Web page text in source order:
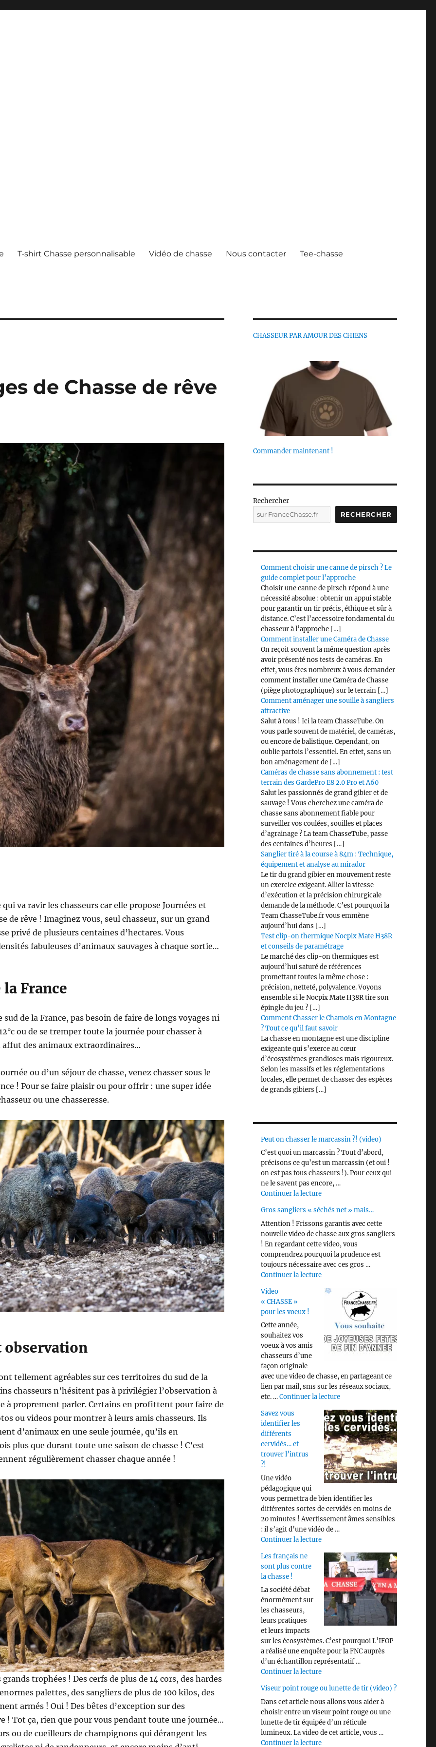
T-shirt Chasse personnalisable Vidéo de chasse Nous contacter Tee-chasse
de Chasse de rêve
va ravir les chasseurs car elle propose Journées et
de rêve ! Imaginez vous, seul chasseur, sur un grand
privé de plusieurs centaines d’hectares. Vous
fabuleuses d’animaux sauvages à chaque sortie…
la France
sud de la France, pas besoin de faire de longs voyages ni
ou de se tremper toute la journée pour chasser à
affut des animaux extraordinaires…
ou d’un séjour de chasse, venez chasser sous le
! Pour se faire plaisir ou pour offrir : une super idée
ou une chasseresse.
observation
tellement agréables sur ces territoires du sud de la
chasseurs n’hésitent pas à privilégier l’observation à
à proprement parler. Certains en profittent pour faire de
ou videos pour montrer à leurs amis chasseurs. Ils
d’animaux en une seule journée, qu’ils en
plus que durant toute une saison de chasse ! C’est
régulièrement chasser chaque année !
trophées ! Des cerfs de plus de 14 cors, des hardes
palettes, des sangliers de plus de 100 kilos, des
armés ! Oui ! Des bêtes d’exception sur des
! Tot ça, rien que pour vous pendant toute une journée…
ou de cueilleurs de champignons qui dérangent les
CHASSEUR PAR AMOUR DES CHIENS
Commander maintenant !
Rechercher
RECHERCHER
Comment choisir une canne de pirsch ? Le
guide complet pour l’approche
Choisir une canne de pirsch répond à une
nécessité absolue : obtenir un appui stable
pour garantir un tir précis, éthique et sûr à
distance. C’est l’accessoire fondamental du
chasseur à l’approche […]
Comment installer une Caméra de Chasse
On reçoit souvent la même question après
avoir présenté nos tests de caméras. En
effet, vous êtes nombreux à vous demander
comment installer une Caméra de Chasse
(piège photographique) sur le terrain […]
Comment aménager une souille à sangliers
attractive
Salut à tous ! Ici la team ChasseTube. On
vous parle souvent de matériel, de caméras,
ou encore de balistique. Cependant, on
oublie parfois l’essentiel. En effet, sans un
bon aménagement de […]
Caméras de chasse sans abonnement : test
terrain des GardePro E8 2.0 Pro et A60
Salut les passionnés de grand gibier et de
sauvage ! Vous cherchez une caméra de
chasse sans abonnement fiable pour
surveiller vos coulées, souilles et places
d’agrainage ? La team ChasseTube, passe
des centaines d’heures […]
Sanglier tiré à la course à 84m : Technique,
équipement et analyse au mirador
Le tir du grand gibier en mouvement reste
un exercice exigeant. Allier la vitesse
d’exécution et la précision chirurgicale
demande de la méthode. C’est pourquoi la
Team ChasseTube.fr vous emmène
aujourd’hui dans […]
Test clip-on thermique Nocpix Mate H38R
et conseils de paramétrage
Le marché des clip-on thermiques est
aujourd’hui saturé de références
promettant toutes la même chose :
précision, netteté, polyvalence. Voyons
ensemble si le Nocpix Mate H38R tire son
épingle du jeu ? […]
Comment Chasser le Chamois en Montagne
? Tout ce qu’il faut savoir
La chasse en montagne est une discipline
exigeante qui s’exerce au cœur
d’écosystèmes grandioses mais rigoureux.
Selon les massifs et les réglementations
locales, elle permet de chasser des espèces
de grands gibiers […]
Peut on chasser le marcassin ?! (video)
C’est quoi un marcassin ? Tout d’abord,
précisons ce qu’est un marcassin (et oui !
on est pas tous chasseurs !). Pour ceux qui
ne le savent pas encore, …
Continuer la lecturede « Peut on chasser le marcassin ?!
Gros sangliers « séchés net » mais…
Attention ! Frissons garantis avec cette
nouvelle video de chasse aux gros sangliers
! En regardant cette video, vous
comprendrez pourquoi la prudence est
toujours nécessaire avec ces gros …
Continuer la lecturede « Gros sangliers « séchés net »
Video
« CHASSE »
pour les voeux !
Cette année,
souhaitez vos
voeux à vos amis
chasseurs d’une
façon originale
avec une video de chasse, en partageant ce
lien par mail, sms sur les réseaux sociaux,
etc. …Continuer la lecturede « Video « CHASSE » pour
Savez vous
identifier les
différents
cervidés… et
trouver l’intrus
?!
Une vidéo
pédagogique qui
vous permettra de bien identifier les
différentes sortes de cervidés en moins de
20 minutes ! Avertissement âmes sensibles
: il s’agit d’une vidéo de …
Continuer la lecturede « Savez vous identifier les
Les français ne
sont plus contre
la chasse !
La société débat
énormément sur
les chasseurs,
leurs pratiques
et leurs impacts
sur les écosystèmes. C’est pourquoi L’IFOP
a réalisé une enquête pour la FNC auprès
d’un échantillon représentatif …
Continuer la lecturede « Les français ne sont plus contre
Viseur point rouge ou lunette de tir (video) ?
Dans cet article nous allons vous aider à
choisir entre un viseur point rouge ou une
lunette de tir équipée d’un réticule
lumineux. La video de cet article, vous …
Continuer la lecturede « Viseur point rouge ou lunette